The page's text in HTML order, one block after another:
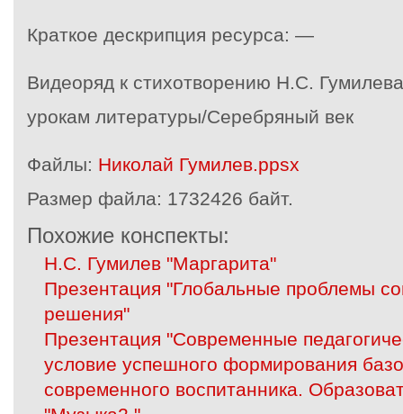
Краткое дескрипция ресурса: —
Видеоряд к стихотворению Н.С.
урокам литературы/Серебряный век
Файлы: Николай Гумилев.ppsx
Размер файла: 1732426 байт.
Похожие конспекты:
Н.С. Гумилев "Маргарита"
Презентация "Глобальные проблемы
решения"
Презентация "Современные
условие успешного формирования
современного воспитанника.